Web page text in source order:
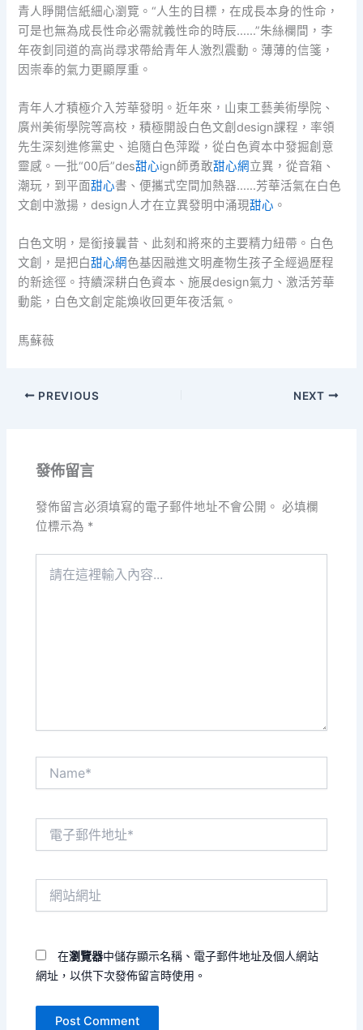
青人睜開信紙細心瀏覽。“人生的目標，在成長本身的性命，
可是也無為成長性命必需就義性命的時辰……”朱絲欄間，李
年夜釗同道的高尚尋求帶給青年人激烈震動。薄薄的信箋，
因崇奉的氣力更顯厚重。
青年人才積極介入芳華發明。近年來，山東工藝美術學院、
廣州美術學院等高校，積極開設白色文創design課程，率領
先生深刻進修黨史、追隨白色萍蹤，從白色資本中發掘創意
靈感。一批“00后”des甜心ign師勇敢甜心網立異，從音箱、
潮玩，到平面甜心書、便攜式空間加熱器……芳華活氣在白色
文創中激揚，design人才在立異發明中涌現甜心 。
白色文明，是銜接曩昔、此刻和將來的主要精力紐帶。白色
文創，是把白甜心網色基因融進文明產物生孩子全經過歷程
的新途徑。持續深耕白色資本、施展design氣力、激活芳華
動能，白色文創定能煥收回更年夜活氣。
馬蘇薇
PREVIOUS NEXT
發佈留言
發佈留言必須填寫的電子郵件地址不會公開。 必填欄
位標示為 *
在瀏覽器中儲存顯示名稱、電子郵件地址及個人網站
網址，以供下次發佈留言時使用。